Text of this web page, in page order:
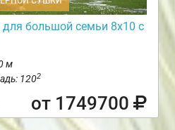
большой семьи 8х10 с
м
1202
от 1749700